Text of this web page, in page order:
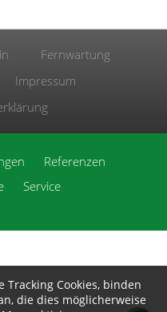
Fernwartung
Impressum
Referenzen
Service
Tracking Cookies, binden
die dies möglicherweise